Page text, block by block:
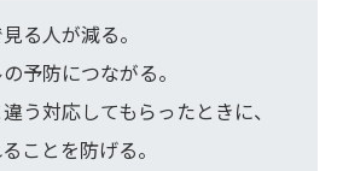
る人が減る。
予防につながる。
う対応してもらったときに、
ことを防げる。